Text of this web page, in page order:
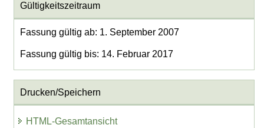
Gültigkeitszeitraum
Fassung gültig ab: 1. September 2007
Fassung gültig bis: 14. Februar 2017
Drucken/Speichern
HTML-Gesamtansicht